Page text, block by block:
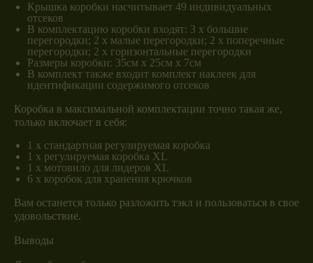
Крышка коробки насчитывает 49 индивидуальных
отсеков
В комплектацию коробки входят: 3 х большие
перегородки; 2 х малые перегородки; 2 х поперечные
перегородки; 2 х горизонтальные перегородки
Размеры коробки: 35см х 25см х 7см
В комплект также входит комплект наклеек для
идентификации содержимого отсеков
Коробка в максимальной комплектации точно такая же,
только включает в себя:
1 х стандартная регулируемая коробка
1 х регулируемая коробка XL
1 х мотовило для лидеров XL
6 х коробок для хранения крючков
Вам останется только разложить тэкл и пользоваться в свое
удовольствие.
Выводы